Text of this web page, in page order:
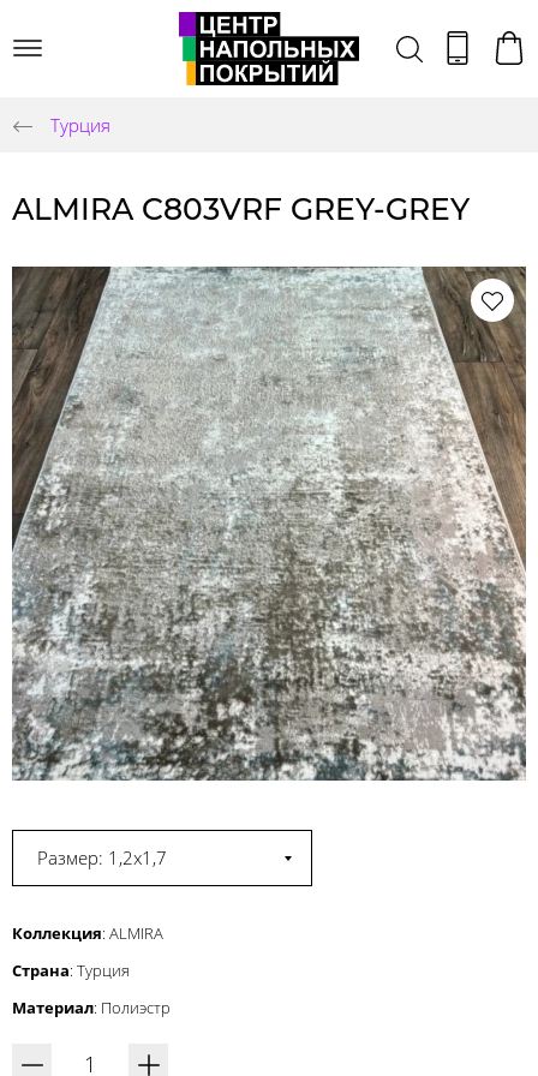
Турция
ALMIRA C803VRF GREY-GREY
Размер: 1,2x1,7
Коллекция: ALMIRA
Страна: Турция
Материал: Полиэстр